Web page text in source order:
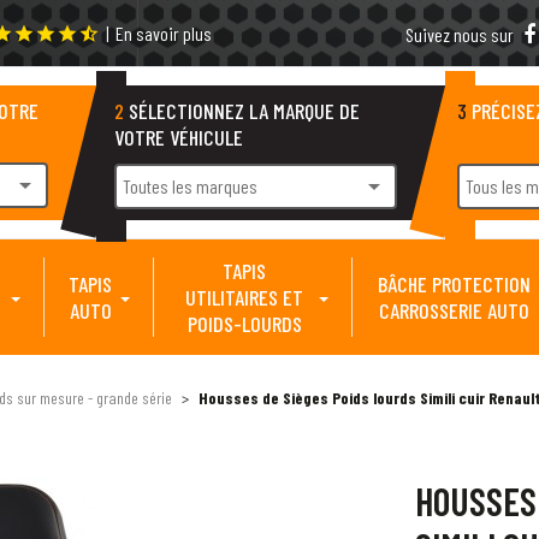
starstarstarstar_half | En savoir plus Suivez nous sur
arrow_drop_down
2 SÉLECTIONNEZ LA MARQUE DE
VOTRE VÉHICULE
Toutes les marques arrow_drop_down
3
Tous les
TAPIS
AUTO
TAPIS
UTILITAIRES ET
POIDS-LOURDS
BÂCHE PROTECTION
CARROSSERIE AUTO
sur mesure - grande série Housses de Sièges Poids lourds Simili cuir